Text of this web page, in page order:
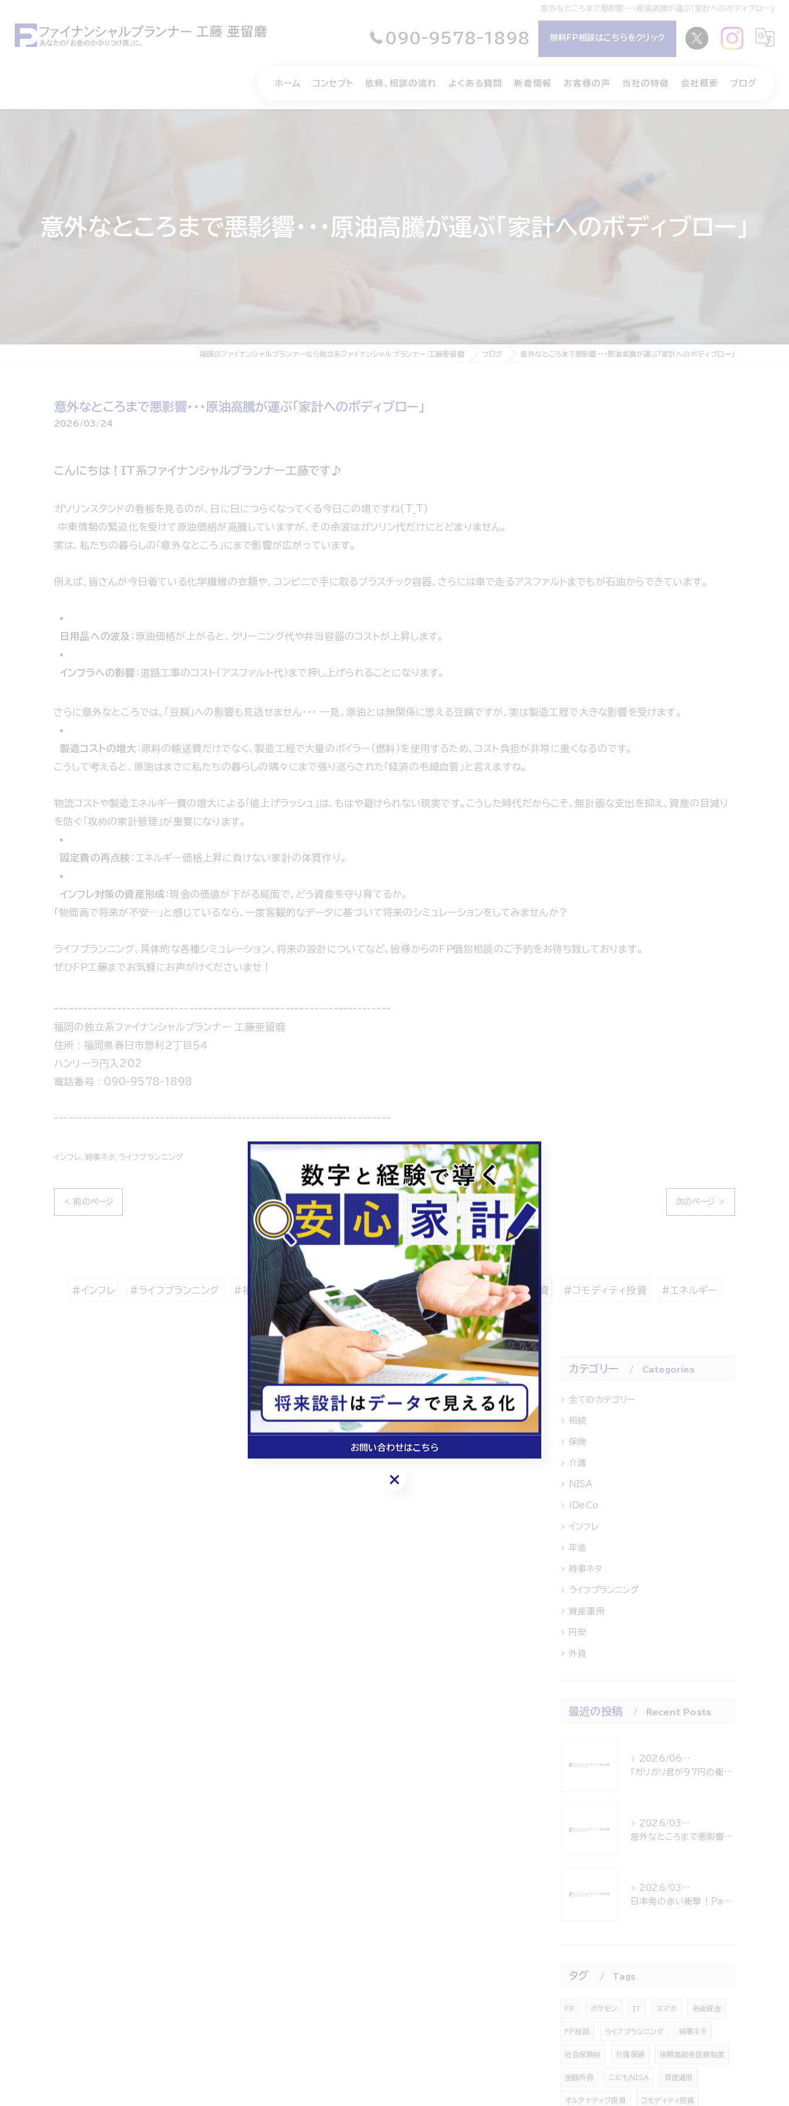
意外なところまで悪影響・・・原油高騰が運ぶ「家計へのボディブロー」
090-9578-1898 無料FP相談はこちらをクリック
ホーム コンセプト 依頼、相談の流れ よくある質問 新着情報 お客様の声 当社の特徴
iDeCo
会社概要 ブログ
意外なところまで悪影響・・・原油高騰が運ぶ「家計へのボディブロー」
福岡のファイナンシャルプランナーなら独立系ファイナンシャルプランナー 工藤亜留磨 ブログ 意外なところまで悪影響・・・原油高騰が運ぶ「家計へのボディブロー」
意外なところまで悪影響・・・原油高騰が運ぶ「家計へのボディブロー」
2026/03/24
こんにちは！IT系ファイナンシャルプランナー工藤です♪
ガソリンスタンドの看板を見るのが、日に日につらくなってくる今日この頃ですね(T_T)
中東情勢の緊迫化を受けて原油価格が高騰していますが、その余波はガソリン代だけにとどまりません。
実は、私たちの暮らしの「意外なところ」にまで影響が広がっています。
例えば、皆さんが今日着ている化学繊維の衣類や、コンビニで手に取るプラスチック容器、さらには車で走るアスファルトまでもが石油からできています。
日用品への波及 ：原油価格が上がると、クリーニング代や弁当容器のコストが上昇します。
インフラへの影響 ：道路工事のコスト（アスファルト代）まで押し上げられることになります。
さらに意外なところでは、「豆腐」への影響も見逃せません・・・ 一見、原油とは無関係に思える豆腐ですが、実は製造工程で大きな影響を受けます。
製造コストの増大 ：原料の輸送費だけでなく、製造工程で大量のボイラー（燃料）を使用するため、コスト負担が非常に重くなるのです。
こうして考えると、原油はまさに私たちの暮らしの隅々にまで張り巡らされた「経済の毛細血管」と言えますね。
物流コストや製造エネルギー費の増大による「値上げラッシュ」は、もはや避けられない現実です。こうした時代だからこそ、無計画な支出を抑え、資産の目減り
を防ぐ「攻めの家計管理」が重要になります。
固定費の再点検 ：エネルギー価格上昇に負けない家計の体質作り。
インフレ対策の資産形成 ：現金の価値が下がる局面で、どう資産を守り育てるか。
「物価高で将来が不安…」と感じているなら、一度客観的なデータに基づいて将来のシミュレーションをしてみませんか？
ライフプランニング、具体的な各種シミュレーション、将来の設計についてなど、皆様からのＦＰ個別相談のご予約をお待ち致しております。
ぜひＦＰ工藤までお気軽にお声がけくださいませ！
----------------------------------------------------------------------
福岡の独立系ファイナンシャルプランナー 工藤亜留磨
住所 : 福岡県春日市惣利２丁目５４
ハンリーラ円入202
電話番号 : 090-9578-1898
----------------------------------------------------------------------
インフレ 時事ネタ ライフプランニング
< 前のページ 一覧に戻る 次のページ >
関連タグ
#インフレ #ライフプランニング #福岡 #ファイナンシャルプランナー #FP #オルタナティブ投資 #コモディティ投資 #エネルギー
#マーケット #ガソリン #インフラ
カテゴリー Categories
全てのカテゴリー
相続
保険
介護
NISA
iDeCo
インフレ
年金
時事ネタ
ライフプランニング
資産運用
円安
外貨
最近の投稿 Recent Posts
2026/06/18
「ガリガリ君が97円の衝撃！」～円安・インフレのWパンチから資産を守る「外貨建て一時払終身保険」～
2026/03/24
意外なところまで悪影響・・・原油高騰が運ぶ「家計へのボディブロー」
2026/03/15
日本発の赤い衝撃！PayPay、米ナスダック上場！世界共通インフラへの挑戦
タグ Tags
FP ポケモン IT スマホ 老後資金
FP相談 ライフプランニング 時事ネタ
社会保険料 介護保険 後期高齢者医療制度
金融所得 こどもNISA 資産運用
オルタナティブ投資 コモディティ投資
お問い合わせはこちら
お問い合わせはこちら